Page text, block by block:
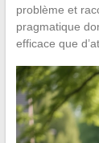
problème et
pragmatique
efficace que